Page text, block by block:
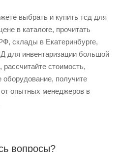
выбрать и купить тсд для
в каталоге, прочитать
склады в Екатеринбурге,
для инвентаризации большой
стоимость,
оборудование, получите
опытных менеджеров в
вопросы?